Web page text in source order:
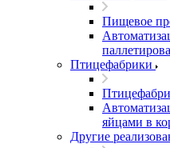
Пищевое
Птицефабрики
яйцами в
Другие